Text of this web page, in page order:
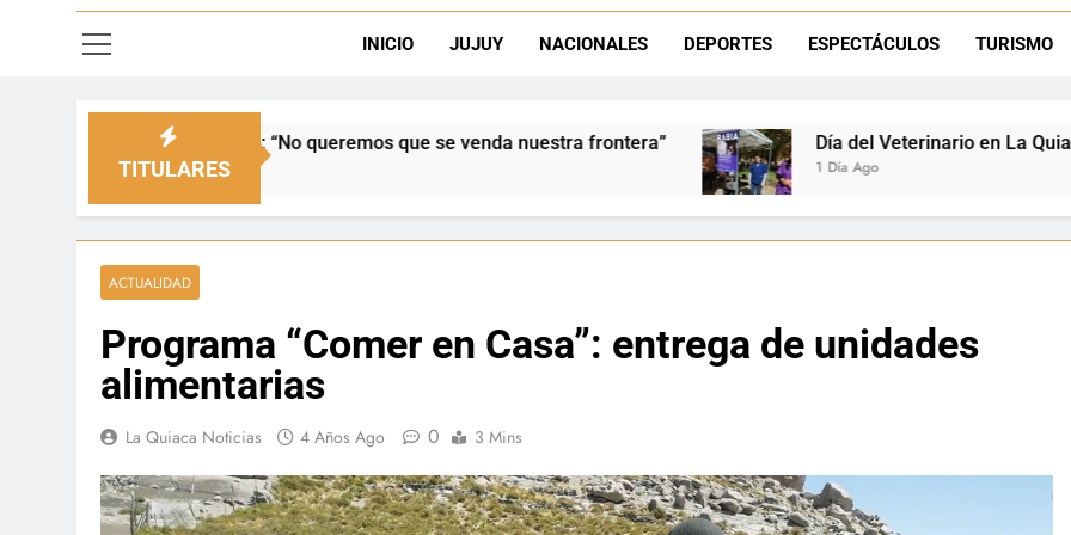
INICIO JUJUY NACIONALES DEPORTES ESPECTÁCULOS TURISMO
TITULARES
“No queremos que se venda nuestra frontera” Día del Veterinario en La Quiaca: Zoonosis llevó
ACTUALIDAD
Programa “Comer en Casa”: entrega de unidades
alimentarias
La Quiaca Noticias 4 Años Ago 0 3 Mins